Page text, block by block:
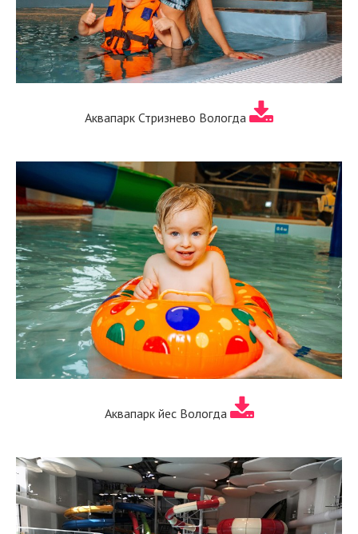
Аквапарк Стризнево Вологда
Аквапарк йес Вологда